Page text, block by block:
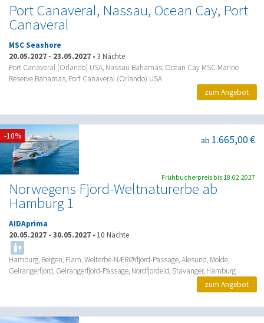
Port Canaveral, Nassau, Ocean Cay, Port
Canaveral
MSC Seashore
20.05.2027 - 23.05.2027 • 3 Nächte
Port Canaveral (Orlando) USA, Nassau Bahamas, Ocean Cay MSC Marine
Reserve Bahamas, Port Canaveral (Orlando) USA
zum Angebot
Norwegens Fjord-Weltnaturerbe ab
Hamburg 1
ab 1.665,00 €
AIDAprima
20.05.2027 - 30.05.2027 • 10 Nächte
Hamburg, Bergen, Flam, Welterbe-NÆRØYfjord-Passage, Alesund, Molde,
Geirangerfjord, Geirangerfjord-Passage, Nordfjordeid, Stavanger, Hamburg
-10%
Frühbucherpreis bis 18.02.2027
zum Angebot